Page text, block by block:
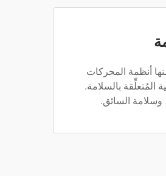
أنظمة المحركات
المُتعلِّقة بالسلامة.
وسلامة السائق.